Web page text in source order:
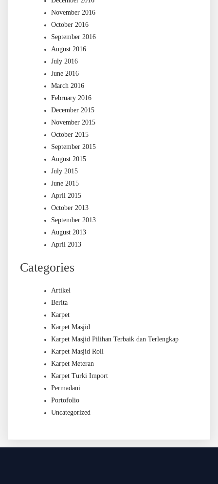
November 2016
October 2016
September 2016
August 2016
July 2016
June 2016
March 2016
February 2016
December 2015
November 2015
October 2015
September 2015
August 2015
July 2015
June 2015
April 2015
October 2013
September 2013
August 2013
April 2013
Categories
Artikel
Berita
Karpet
Karpet Masjid
Karpet Masjid Pilihan Terbaik dan Terlengkap
Karpet Masjid Roll
Karpet Meteran
Karpet Turki Import
Permadani
Portofolio
Uncategorized